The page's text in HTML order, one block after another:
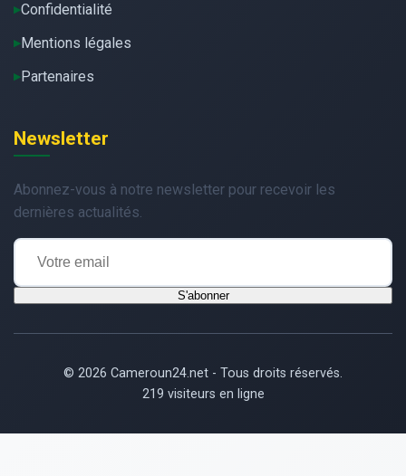
Confidentialité
Mentions légales
Partenaires
Newsletter
Abonnez-vous à notre newsletter pour recevoir les
dernières actualités.
S'abonner
© 2026 Cameroun24.net - Tous droits réservés.
219 visiteurs en ligne